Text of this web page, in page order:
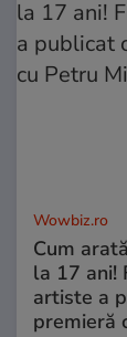
Wowbiz.ro
Cum
la 17 ani!
artiste a
premieră